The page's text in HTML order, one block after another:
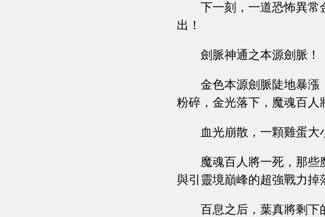
下一刻，一道恐怖異常
出！
劍脈神通之本源劍脈！
金色本源劍脈陡地暴漲
粉碎，金光落下，魔魂百人
血光崩散，一顆雞蛋大
魔魂百人將一死，那些
與引靈境巔峰的超強戰力掉
百息之后，葉真將剩下